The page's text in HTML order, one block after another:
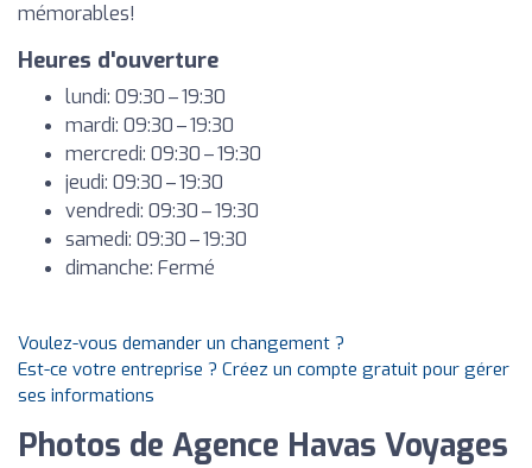
mémorables!
Heures d'ouverture
lundi: 09:30 – 19:30
mardi: 09:30 – 19:30
mercredi: 09:30 – 19:30
jeudi: 09:30 – 19:30
vendredi: 09:30 – 19:30
samedi: 09:30 – 19:30
dimanche: Fermé
Voulez-vous demander un changement ?
Est-ce votre entreprise ? Créez un compte gratuit pour gérer
ses informations
Photos de Agence Havas Voyages